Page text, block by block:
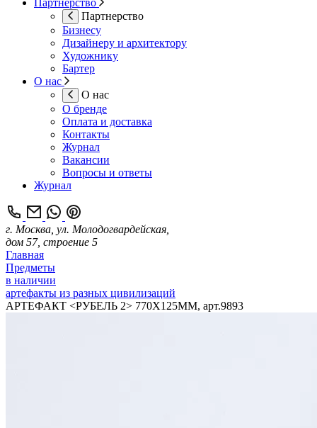
Партнерство
Партнерство
Бизнесу
Дизайнеру и архитектору
Художнику
Бартер
О нас
О нас
О бренде
Оплата и доставка
Контакты
Журнал
Вакансии
Вопросы и ответы
Журнал
г. Москва, ул. Молодогвардейская,
дом 57, строение 5
Главная
Предметы
в наличии
артефакты из разных цивилизаций
АРТЕФАКТ <РУБЕЛЬ 2> 770Х125ММ, арт.9893